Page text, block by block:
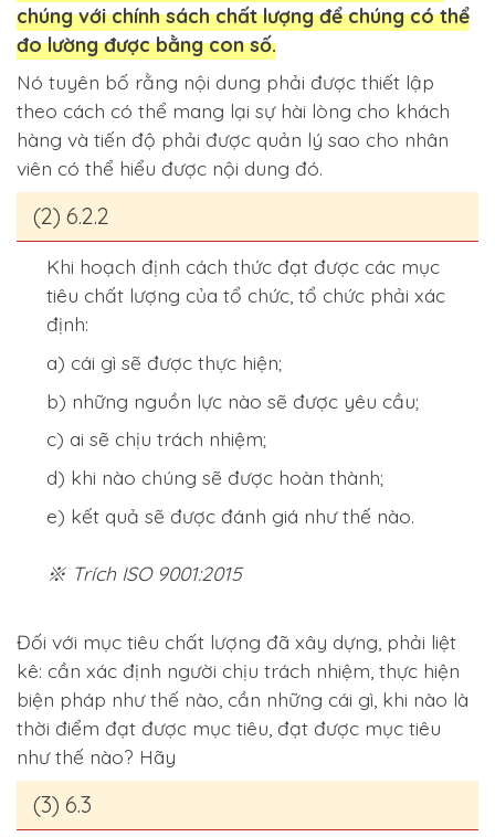
chúng với chính sách chất lượng để chúng có thể
đo lường được bằng con số.
Nó tuyên bố rằng nội dung phải được thiết lập
theo cách có thể mang lại sự hài lòng cho khách
hàng và tiến độ phải được quản lý sao cho nhân
viên có thể hiểu được nội dung đó.
(2) 6.2.2
Khi hoạch định cách thức đạt được các mục
tiêu chất lượng của tổ chức, tổ chức phải xác
định:
a) cái gì sẽ được thực hiện;
b) những nguồn lực nào sẽ được yêu cầu;
c) ai sẽ chịu trách nhiệm;
d) khi nào chúng sẽ được hoàn thành;
e) kết quả sẽ được đánh giá như thế nào.
※ Trích ISO 9001:2015
Đối với mục tiêu chất lượng đã xây dựng, phải liệt
kê: cần xác định người chịu trách nhiệm, thực hiện
biện pháp như thế nào, cần những cái gì, khi nào là
thời điểm đạt được mục tiêu, đạt được mục tiêu
như thế nào? Hãy
(3) 6.3